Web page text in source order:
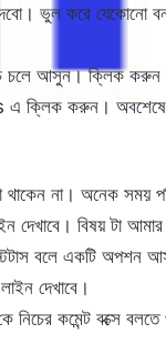
ভুল করে যেকোনো
নিচে চলে আসুন।
করুন। অবশেষে
না। অনেক সময়
বিষয় টা
বলে একটি
দেখাবে।
কমেন্ট বক্সে বলতে